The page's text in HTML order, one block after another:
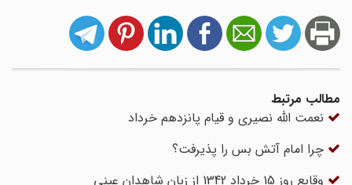
مطالب مرتبط
نعمت الله نصیری و قیام پانزدهم خرداد
چرا امام آتش بس را پذیرفت؟
وقایع روز 15 خرداد 1342 از زبان شاهدان عینی